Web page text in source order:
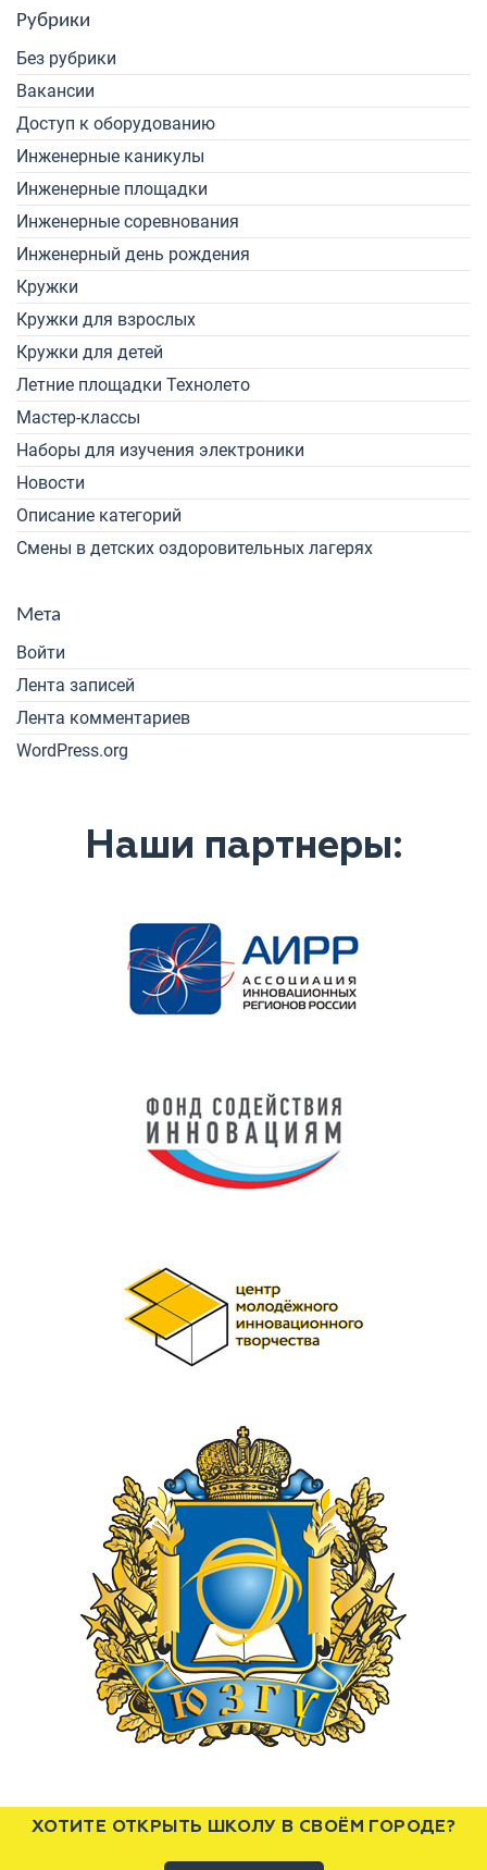
Рубрики
Без рубрики
Вакансии
Доступ к оборудованию
Инженерные каникулы
Инженерные площадки
Инженерные соревнования
Инженерный день рождения
Кружки
Кружки для взрослых
Кружки для детей
Летние площадки Технолето
Мастер-классы
Наборы для изучения электроники
Новости
Описание категорий
Смены в детских оздоровительных лагерях
Мета
Войти
Лента записей
Лента комментариев
WordPress.org
Наши партнеры:
ХОТИТЕ ОТКРЫТЬ ШКОЛУ В СВОЁМ ГОРОДЕ?